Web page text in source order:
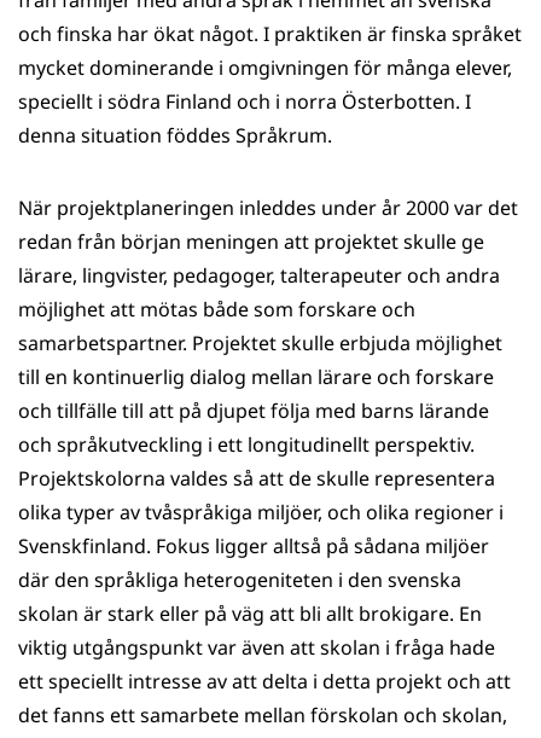
och finska har ökat något. I praktiken är finska språket
mycket dominerande i omgivningen för många elever,
speciellt i södra Finland och i norra Österbotten. I
denna situation föddes Språkrum.
När projektplaneringen inleddes under år 2000 var det
redan från början meningen att projektet skulle ge
lärare, lingvister, pedagoger, talterapeuter och andra
möjlighet att mötas både som forskare och
samarbetspartner. Projektet skulle erbjuda möjlighet
till en kontinuerlig dialog mellan lärare och forskare
och tillfälle till att på djupet följa med barns lärande
och språkutveckling i ett longitudinellt perspektiv.
Projektskolorna valdes så att de skulle representera
olika typer av tvåspråkiga miljöer, och olika regioner i
Svenskfinland. Fokus ligger alltså på sådana miljöer
där den språkliga heterogeniteten i den svenska
skolan är stark eller på väg att bli allt brokigare. En
viktig utgångspunkt var även att skolan i fråga hade
ett speciellt intresse av att delta i detta projekt och att
det fanns ett samarbete mellan förskolan och skolan,